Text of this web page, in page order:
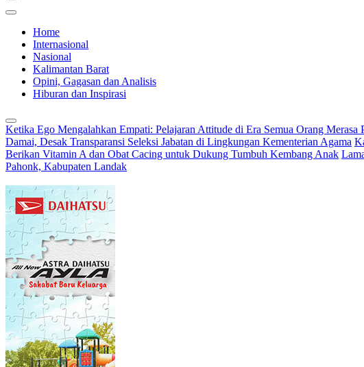
Home
Internasional
Nasional
Kalimantan Barat
Opini, Gagasan dan Analisis
Hiburan dan Inspirasi
Ketika Ego Mengalahkan Empati: Pelajaran Attitude di Era Semua Orang Merasa
Damai, Desak Transparansi Seleksi Jabatan di Lingkungan Kementerian Agama
Berikan Vitamin A dan Obat Cacing untuk Dukung Tumbuh Kembang Anak
Pahonk, Kabupaten Landak